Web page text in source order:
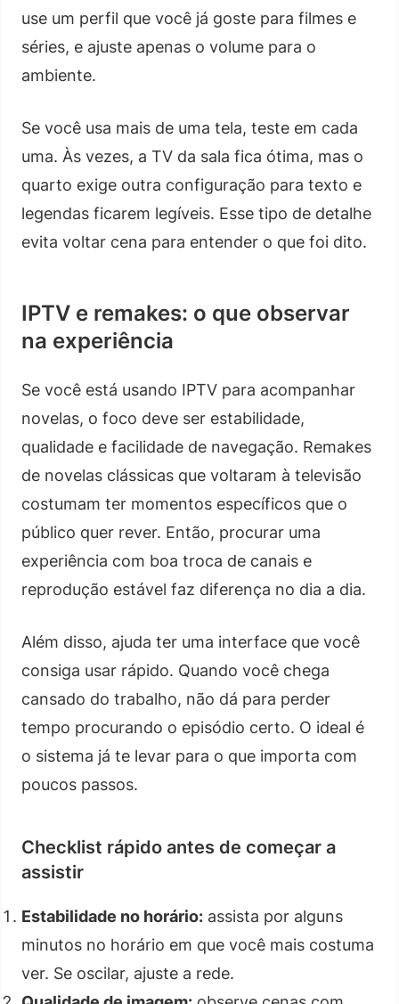
use um perfil que você já goste para filmes e
séries, e ajuste apenas o volume para o
ambiente.
Se você usa mais de uma tela, teste em cada
uma. Às vezes, a TV da sala fica ótima, mas o
quarto exige outra configuração para texto e
legendas ficarem legíveis. Esse tipo de detalhe
evita voltar cena para entender o que foi dito.
IPTV e remakes: o que observar
na experiência
Se você está usando IPTV para acompanhar
novelas, o foco deve ser estabilidade,
qualidade e facilidade de navegação. Remakes
de novelas clássicas que voltaram à televisão
costumam ter momentos específicos que o
público quer rever. Então, procurar uma
experiência com boa troca de canais e
reprodução estável faz diferença no dia a dia.
Além disso, ajuda ter uma interface que você
consiga usar rápido. Quando você chega
cansado do trabalho, não dá para perder
tempo procurando o episódio certo. O ideal é
o sistema já te levar para o que importa com
poucos passos.
Checklist rápido antes de começar a
assistir
Estabilidade no horário: assista por alguns
minutos no horário em que você mais costuma
ver. Se oscilar, ajuste a rede.